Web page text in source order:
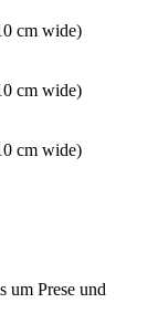
cm wide)
cm wide)
cm wide)
um Prese und